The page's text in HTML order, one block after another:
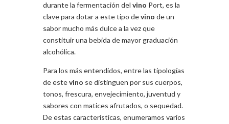
durante la fermentación del vino Port, es la
clave para dotar a este tipo devino de un
sabor mucho más dulce a la vez que
constituir una bebida de mayor graduación
alcohólica.
Para los más entendidos, entre las tipologías
de estevino se distinguen por sus cuerpos,
tonos, frescura, envejecimiento, juventud y
sabores con matices afrutados, o sequedad.
De estas características, enumeramos varios